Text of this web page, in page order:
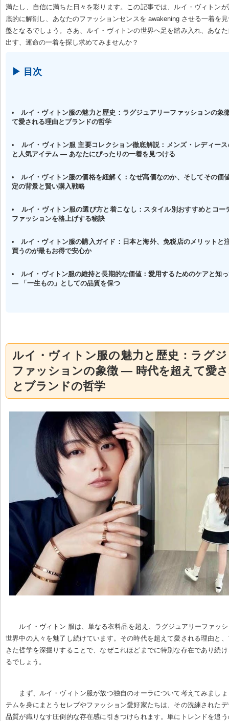
満たし、自信に満ちた日々を彩ります。この記事では、ルイ・ヴィトン
底的に解剖し、あなたのファッションセンスを awakening させる一着を
盤となるでしょう。さあ、ルイ・ヴィトンの世界へ足を踏み入れ、あな
出す、運命の一着を探し求めてみませんか？
▶ 目次
ルイ・ヴィトン服の魅力と歴史：ラグジュアリーファッションの
て愛される理由とブランドの哲学
ルイ・ヴィトン服 主要コレクション徹底解説：メンズ・レディー
と人気アイテム — あなたにぴったりの一着を見つける
ルイ・ヴィトン服の価格を紐解く：なぜ高価なのか、そしてその
定の背景と賢い購入戦略
ルイ・ヴィトン服の選び方と着こなし：スタイル別おすすめとコ
ファッションを格上げする秘訣
ルイ・ヴィトン服の購入ガイド：日本と海外、免税店のメリット
買うのが最もお得で安心か
ルイ・ヴィトン服の維持と長期的な価値：愛用するためのケアと知
— 「一生もの」としての品質を保つ
ルイ・ヴィトン服の魅力と歴史：ラグ
ファッションの象徴 — 時代を超えて愛
とブランドの哲学
ルイ・ヴィトン 服は、単なる衣料品を超え、ラグジュアリーファッ
世界中の人々を魅了し続けています。その時代を超えて愛される理由と
きた哲学を深掘りすることで、なぜこれほどまでに特別な存在であり続
るでしょう。
まず、ルイ・ヴィトン服が放つ独自のオーラについて考えてみまし
テムを身にまとうセレブやファッション愛好家たちは、その洗練された
品質が織りなす圧倒的な存在感に引きつけられます。単にトレンドを追